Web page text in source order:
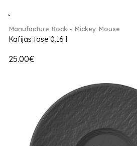
Manufacture Rock - Mickey Mouse
Kafijas tase 0,16 l
25.00€